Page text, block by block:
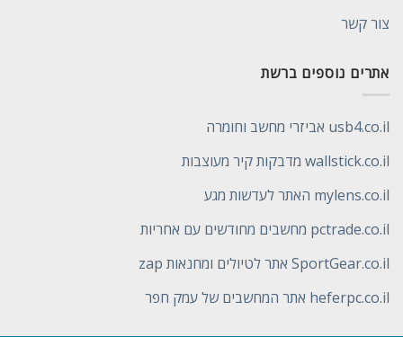
צור קשר
אתרים נוספים ברשת
usb4.co.il אביזרי מחשב וחומרה
wallstick.co.il מדבקות קיר מעוצבות
mylens.co.il האתר לעדשות מגע
pctrade.co.il מחשבים מחודשים עם אחריות
SportGear.co.il אתר לטיולים ומחנאות zap
heferpc.co.il אתר המחשבים של עמק חפר